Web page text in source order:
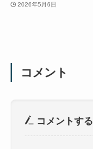
2026年5月6日
コメント
コメントする